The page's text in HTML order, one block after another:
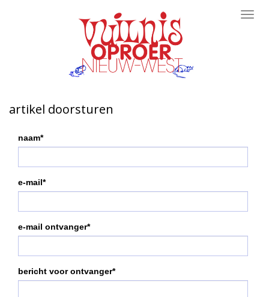
artikel doorsturen
naam*
e-mail*
e-mail ontvanger*
bericht voor ontvanger*